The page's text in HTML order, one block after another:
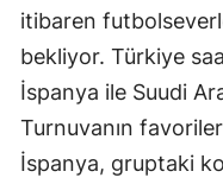
itibaren
bekliyor. Türkiye
İspanya ile Suudi
Turnuvanın
İspanya, gruptaki